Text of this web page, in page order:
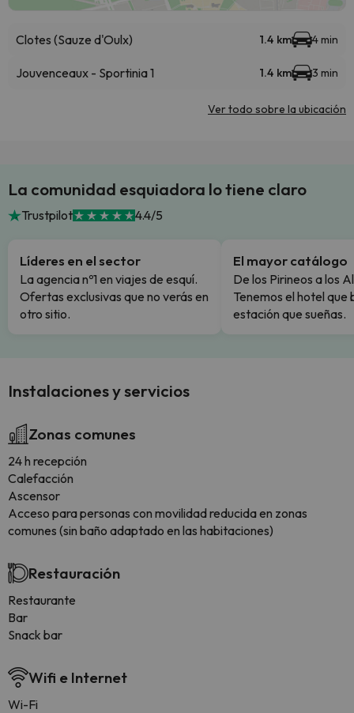
Clotes (Sauze d'Oulx) 1.4 km 4 min
Jouvenceaux - Sportinia 1 1.4 km 3 min
Ver todo sobre la ubicación
La comunidad esquiadora lo tiene claro
Trustpilot 4.4/5
Líderes en el sector
La agencia nº1 en viajes de esquí.
Ofertas exclusivas que no verás en
otro sitio.
El mayor catálogo
De los Pirineos a los
Tenemos el hotel que
estación que sueñas.
Instalaciones y servicios
Zonas comunes
24 h recepción
Calefacción
Ascensor
Acceso para personas con movilidad reducida en zonas
comunes (sin baño adaptado en las habitaciones)
Restauración
Restaurante
Bar
Snack bar
Wifi e Internet
Wi-Fi